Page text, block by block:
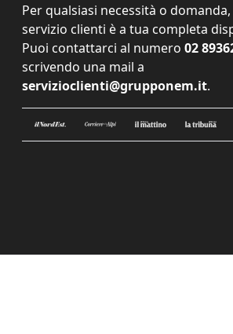
Per qualsiasi necessità o
servizio clienti è a tua completa
Puoi contattarci al numero 02
scrivendo una mail a
servizioclienti@grupponem.it.